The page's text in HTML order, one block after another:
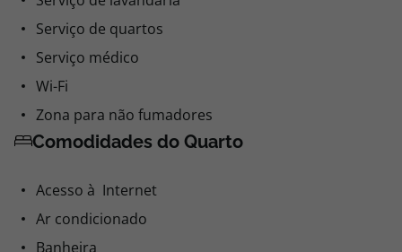
Serviço de quartos
Serviço médico
Wi-Fi
Zona para não fumadores
Comodidades do Quarto
Acesso à Internet
Ar condicionado
Banheira